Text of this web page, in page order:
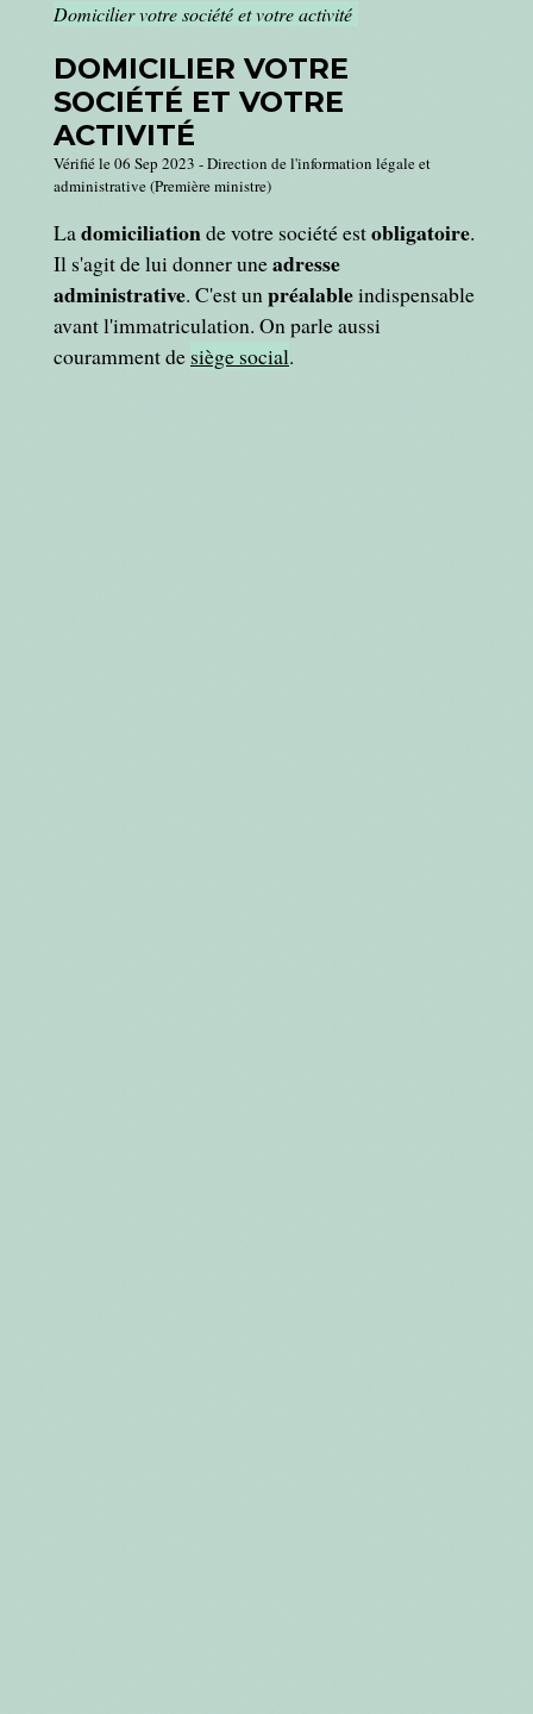
Domicilier votre société et votre activité
DOMICILIER VOTRE
SOCIÉTÉ ET VOTRE
ACTIVITÉ
Vérifié le 06 Sep 2023 - Direction de l'information légale et
administrative (Première ministre)
Ladomiciliationde votre société estobligatoire.
Il s'agit de lui donner uneadresse
administrative. C'est unpréalableindispensable
avant l'immatriculation. On parle aussi
couramment de siège social.